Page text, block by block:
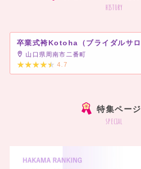
history
山口県周南市二番町
4.7
特集ページ
special